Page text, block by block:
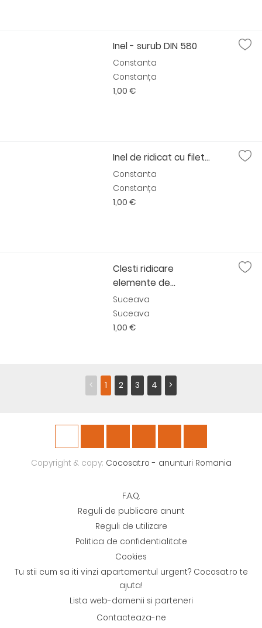
Inel - surub DIN 580
Constanta
Constanța
1,00 €
Inel de ridicat cu filet...
Constanta
Constanța
1,00 €
Clesti ridicare
elemente de...
Suceava
Suceava
1,00 €
< 1 2 3 4 >
Copyright & copy; Cocosat.ro - anunturi Romania
F.A.Q.
Reguli de publicare anunt
Reguli de utilizare
Politica de confidentialitate
Cookies
Tu stii cum sa iti vinzi apartamentul urgent? Cocosat.ro te
ajuta!
Lista web-domenii si parteneri
Contacteaza-ne